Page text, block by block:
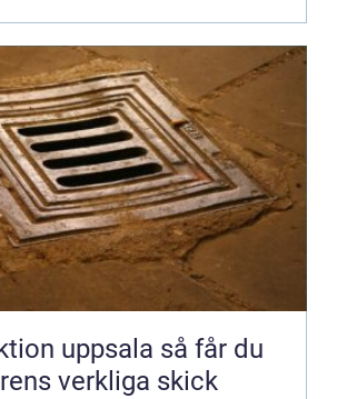
uppsala så får du
verkliga skick